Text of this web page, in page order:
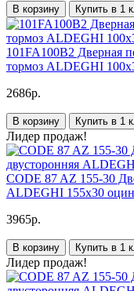
В корзину Купить в 1
101FA100B2 Дверная
тормоз ALDEGHI
2686р.
В корзину Купить в 1
Лидер продаж!
CODE 87 AZ 155-30
ALDEGHI 155x30
3965р.
В корзину Купить в 1
Лидер продаж!